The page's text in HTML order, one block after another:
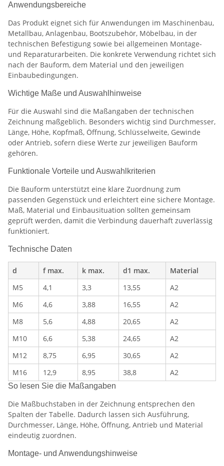
Anwendungsbereiche
Das Produkt eignet sich für Anwendungen im Maschinenbau,
Metallbau, Anlagenbau, Bootszubehör, Möbelbau, in der
technischen Befestigung sowie bei allgemeinen Montage-
und Reparaturarbeiten. Die konkrete Verwendung richtet sich
nach der Bauform, dem Material und den jeweiligen
Einbaubedingungen.
Wichtige Maße und Auswahlhinweise
Für die Auswahl sind die Maßangaben der technischen
Zeichnung maßgeblich. Besonders wichtig sind Durchmesser,
Länge, Höhe, Kopfmaß, Öffnung, Schlüsselweite, Gewinde
oder Antrieb, sofern diese Werte zur jeweiligen Bauform
gehören.
Funktionale Vorteile und Auswahlkriterien
Die Bauform unterstützt eine klare Zuordnung zum
passenden Gegenstück und erleichtert eine sichere Montage.
Maß, Material und Einbausituation sollten gemeinsam
geprüft werden, damit die Verbindung dauerhaft zuverlässig
funktioniert.
Technische Daten
d f max. k max. d1 max.
Material
M5
4,1 3,3 13,55
A2
M6
4,6 3,88 16,55
A2
M8
5,6 4,88 20,65
A2
M10
6,6 5,38 24,65
A2
M12
8,75 6,95 30,65
A2
M16
12,9 8,95 38,8 A2
So lesen Sie die Maßangaben
Die Maßbuchstaben in der Zeichnung entsprechen den
Spalten der Tabelle. Dadurch lassen sich Ausführung,
Durchmesser, Länge, Höhe, Öffnung, Antrieb und Material
eindeutig zuordnen.
Montage- und Anwendungshinweise